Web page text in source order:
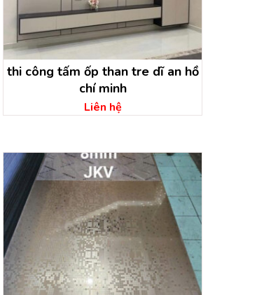
thi công tấm ốp than tre dĩ an hồ
chí minh
Liên hệ